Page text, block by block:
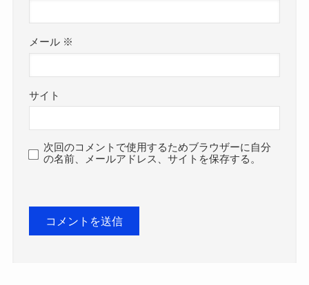
メール ※
サイト
次回のコメントで使用するためブラウザーに自分
の名前、メールアドレス、サイトを保存する。